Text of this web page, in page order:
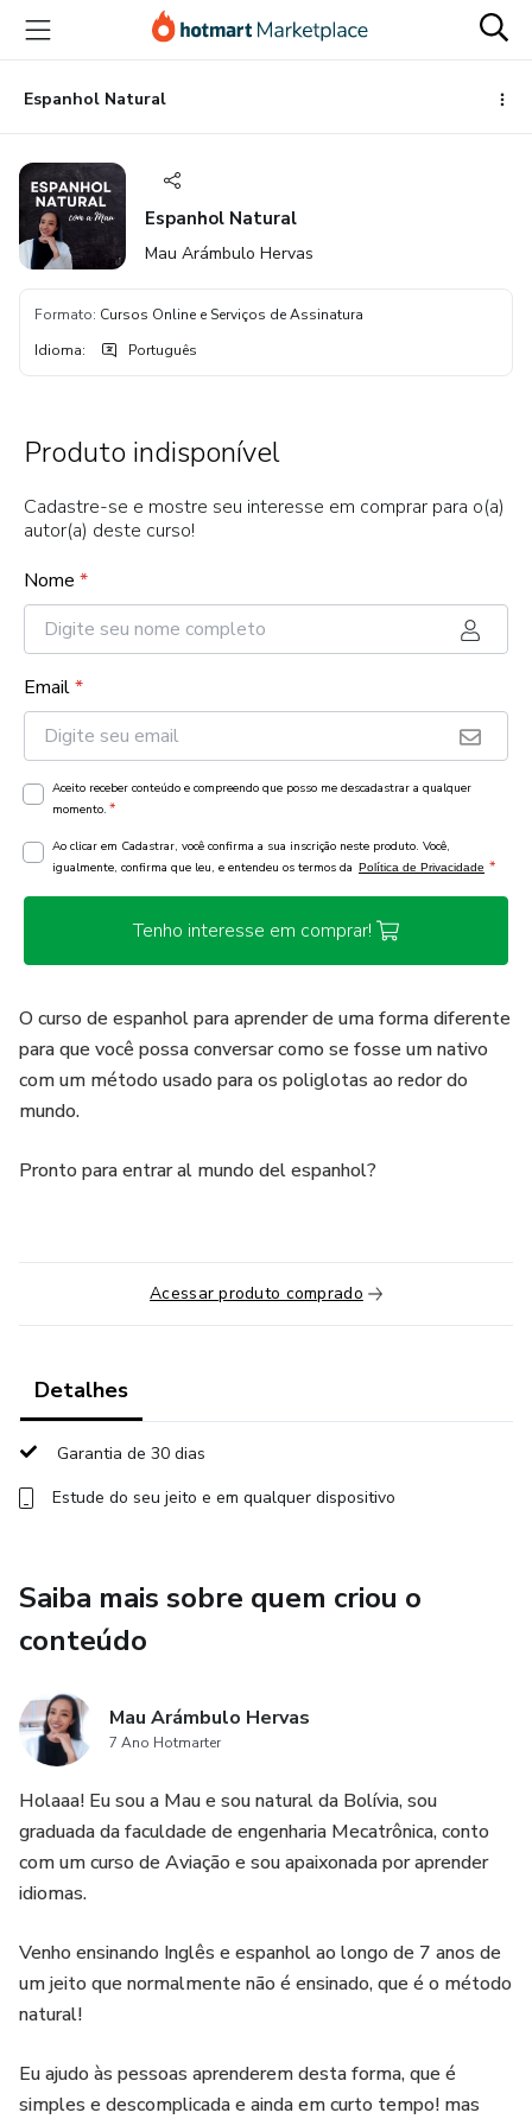
para
conteúdo
principal
para
pagamento
para
rodapé
Espanhol Natural
Espanhol Natural
Mau Arámbulo Hervas
Formato: Cursos Online e Serviços de Assinatura
Idioma: Português
Produto indisponível
Cadastre-se e mostre seu interesse em comprar para o(a)
autor(a) deste curso!
Nome *
Email*
Aceito receber conteúdo e compreendo que posso me descadastrar a qualquer
momento. *
Ao clicar em Cadastrar, você confirma a sua inscrição neste produto. Você,
igualmente, confirma que leu, e entendeu os termos da Política de Privacidade *
Tenho interesse em comprar!
O curso de espanhol para aprender de uma forma diferente
para que você possa conversar como se fosse um nativo
com um método usado para os poliglotas ao redor do
mundo.
Pronto para entrar al mundo del espanhol?
Acessar produto comprado
Detalhes
Garantia de 30 dias
Estude do seu jeito e em qualquer dispositivo
Saiba mais sobre quem criou o
conteúdo
Mau Arámbulo Hervas
7 Ano Hotmarter
Holaaa! Eu sou a Mau e sou natural da Bolívia, sou
graduada da faculdade de engenharia Mecatrônica, conto
com um curso de Aviação e sou apaixonada por aprender
idiomas.
Venho ensinando Inglês e espanhol ao longo de 7 anos de
um jeito que normalmente não é ensinado, que é o método
natural!
Eu ajudo às pessoas aprenderem desta forma, que é
simples e descomplicada e ainda em curto tempo! mas